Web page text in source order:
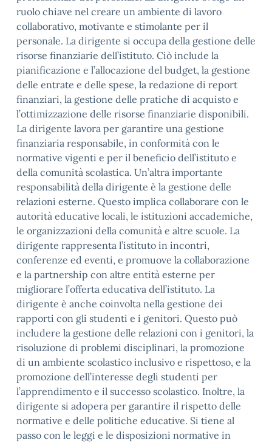
ruolo chiave nel creare un ambiente di lavoro
collaborativo, motivante e stimolante per il
personale. La dirigente si occupa della gestione delle
risorse finanziarie dell’istituto. Ciò include la
pianificazione e l’allocazione del budget, la gestione
delle entrate e delle spese, la redazione di report
finanziari, la gestione delle pratiche di acquisto e
l’ottimizzazione delle risorse finanziarie disponibili.
La dirigente lavora per garantire una gestione
finanziaria responsabile, in conformità con le
normative vigenti e per il beneficio dell’istituto e
della comunità scolastica. Un’altra importante
responsabilità della dirigente è la gestione delle
relazioni esterne. Questo implica collaborare con le
autorità educative locali, le istituzioni accademiche,
le organizzazioni della comunità e altre scuole. La
dirigente rappresenta l’istituto in incontri,
conferenze ed eventi, e promuove la collaborazione
e la partnership con altre entità esterne per
migliorare l’offerta educativa dell’istituto. La
dirigente è anche coinvolta nella gestione dei
rapporti con gli studenti e i genitori. Questo può
includere la gestione delle relazioni con i genitori, la
risoluzione di problemi disciplinari, la promozione
di un ambiente scolastico inclusivo e rispettoso, e la
promozione dell’interesse degli studenti per
l’apprendimento e il successo scolastico. Inoltre, la
dirigente si adopera per garantire il rispetto delle
normative e delle politiche educative. Si tiene al
passo con le leggi e le disposizioni normative in